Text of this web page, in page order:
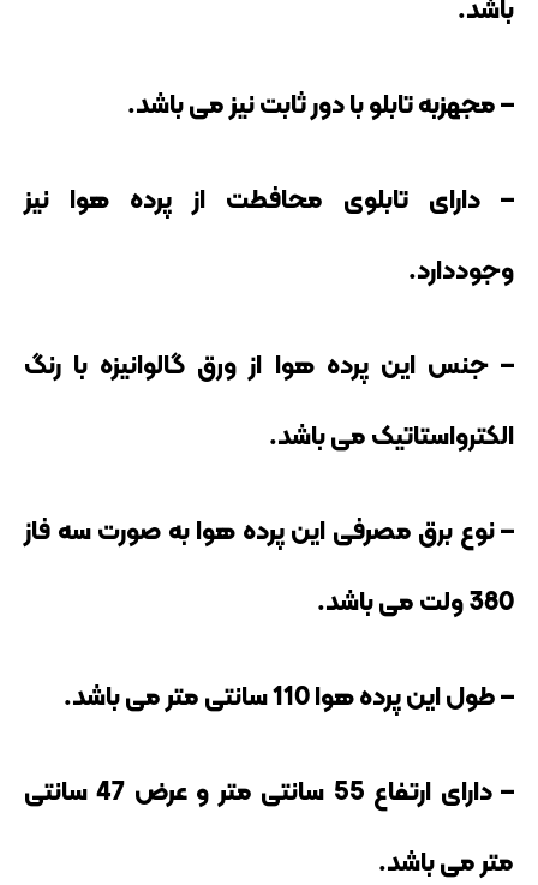
باشد.
– مجهزبه تابلو با دور ثابت نیز می باشد.
– دارای تابلوی محافطت از پرده هوا نیز
وجوددارد.
– جنس این پرده هوا از ورق گالوانیزه با رنگ
الکترواستاتیک می باشد.
– نوع برق مصرفی این پرده هوا به صورت سه فاز
380 ولت می باشد.
– طول این پرده هوا 110 سانتی متر می باشد.
– دارای ارتفاع 55 سانتی متر و عرض 47 سانتی
متر می باشد.